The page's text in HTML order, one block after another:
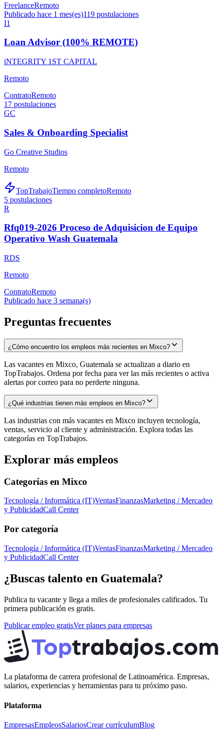
FreelanceRemoto
Publicado hace 1 mes(es)119 postulaciones
I1
Loan Advisor (100% REMOTE)
iNTEGRITY 1ST CAPITAL
Remoto
ContratoRemoto
17 postulaciones
GC
Sales & Onboarding Specialist
Go Creative Studios
Remoto
TopTrabajoTiempo completoRemoto
5 postulaciones
R
Rfq019-2026 Proceso de Adquisicion de Equipo
Operativo Wash Guatemala
RDS
Remoto
ContratoRemoto
Publicado hace 3 semana(s)
Preguntas frecuentes
¿Cómo encuentro los empleos más recientes en Mixco?
Las vacantes en Mixco, Guatemala se actualizan a diario en
TopTrabajos. Ordena por fecha para ver las más recientes o activa
alertas por correo para no perderte ninguna.
¿Qué industrias tienen más empleos en Mixco?
Las industrias con más vacantes en Mixco incluyen tecnología,
ventas, servicio al cliente y administración. Explora todas las
categorías en TopTrabajos.
Explorar más empleos
Categorías en Mixco
Tecnología / Informática (IT)VentasFinanzasMarketing / Mercadeo
y PublicidadCall Center
Por categoría
Tecnología / Informática (IT)VentasFinanzasMarketing / Mercadeo
y PublicidadCall Center
¿Buscas talento en Guatemala?
Publica tu vacante y llega a miles de profesionales calificados. Tu
primera publicación es gratis.
Publicar empleo gratisVer planes para empresas
La plataforma de carrera profesional de Latinoamérica. Empresas,
salarios, experiencias y herramientas para tu próximo paso.
Plataforma
EmpresasEmpleosSalariosCrear currículumBlog